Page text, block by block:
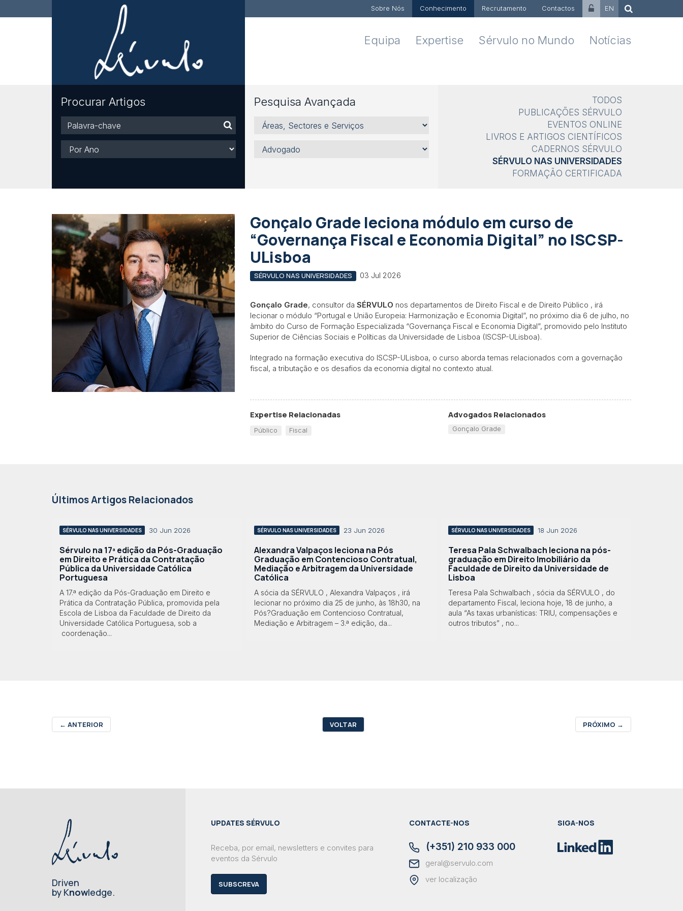
Sobre Nós Conhecimento Recrutamento Contactos EN
Equipa Expertise Sérvulo no Mundo Notícias
Procurar Artigos
Palavra-
chave
Ano
Pesquisa Avançada
Áreas,
Sectores
Serviços
Advogado
TODOS
PUBLICAÇÕES SÉRVULO
EVENTOS ONLINE
LIVROS E ARTIGOS CIENTÍFICOS
CADERNOS SÉRVULO
SÉRVULO NAS UNIVERSIDADES
FORMAÇÃO CERTIFICADA
Gonçalo Grade leciona módulo em curso de
“Governança Fiscal e Economia Digital” no ISCSP-
ULisboa
SÉRVULO NAS UNIVERSIDADES 03 Jul 2026
Gonçalo Grade, consultor da SÉRVULO nos departamentos de Direito Fiscal e de Direito Público , irá
lecionar o módulo “Portugal e União Europeia: Harmonização e Economia Digital”, no próximo dia 6 de julho, no
âmbito do Curso de Formação Especializada “Governança Fiscal e Economia Digital”, promovido pelo Instituto
Superior de Ciências Sociais e Políticas da Universidade de Lisboa (ISCSP-ULisboa).
Integrado na formação executiva do ISCSP-ULisboa, o curso aborda temas relacionados com a governação
fiscal, a tributação e os desafios da economia digital no contexto atual.
Expertise Relacionadas
Público Fiscal
Advogados Relacionados
Gonçalo Grade
Últimos Artigos Relacionados
SÉRVULO NAS UNIVERSIDADES 30 Jun 2026
Sérvulo na 17ª edição da Pós-Graduação
em Direito e Prática da Contratação
Pública da Universidade Católica
Portuguesa
A 17.ª edição da Pós-Graduação em Direito e
Prática da Contratação Pública, promovida pela
Escola de Lisboa da Faculdade de Direito da
Universidade Católica Portuguesa, sob a
coordenação...
SÉRVULO NAS UNIVERSIDADES 23 Jun 2026
Alexandra Valpaços leciona na Pós
Graduação em Contencioso Contratual,
Mediação e Arbitragem da Universidade
Católica
A sócia da SÉRVULO , Alexandra Valpaços , irá
lecionar no próximo dia 25 de junho, às 18h30, na
Pós?Graduação em Contencioso Contratual,
Mediação e Arbitragem – 3.ª edição, da...
SÉRVULO NAS UNIVERSIDADES 18 Jun 2026
Teresa Pala Schwalbach leciona na pós-
graduação em Direito Imobiliário da
Faculdade de Direito da Universidade de
Lisboa
Teresa Pala Schwalbach , sócia da SÉRVULO , do
departamento Fiscal, leciona hoje, 18 de junho, a
aula “As taxas urbanísticas: TRIU, compensações e
outros tributos” , no...
← ANTERIOR VOLTAR PRÓXIMO →
Driven
by Knowledge.
UPDATES SÉRVULO
Receba, por email, newsletters e convites para
eventos da Sérvulo
SUBSCREVA
CONTACTE-NOS
(+351) 210 933 000
geral@servulo.com
ver localização
SIGA-NOS